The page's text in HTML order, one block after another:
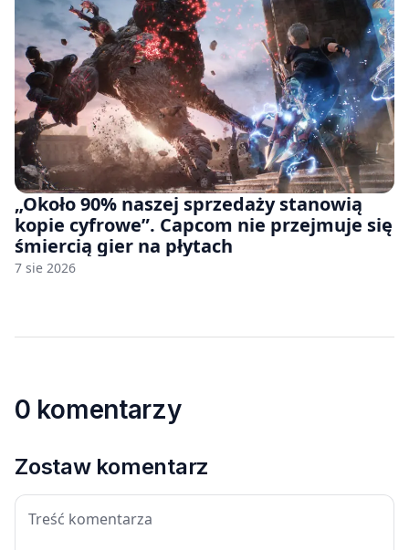
„Około 90% naszej sprzedaży stanowią
kopie cyfrowe”. Capcom nie przejmuje się
śmiercią gier na płytach
7 sie 2026
0 komentarzy
Zostaw komentarz